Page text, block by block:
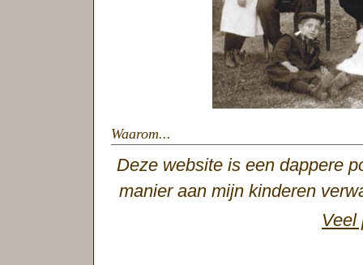
Waarom...
Deze website is een dappere
manier aan mijn kinderen
Veel